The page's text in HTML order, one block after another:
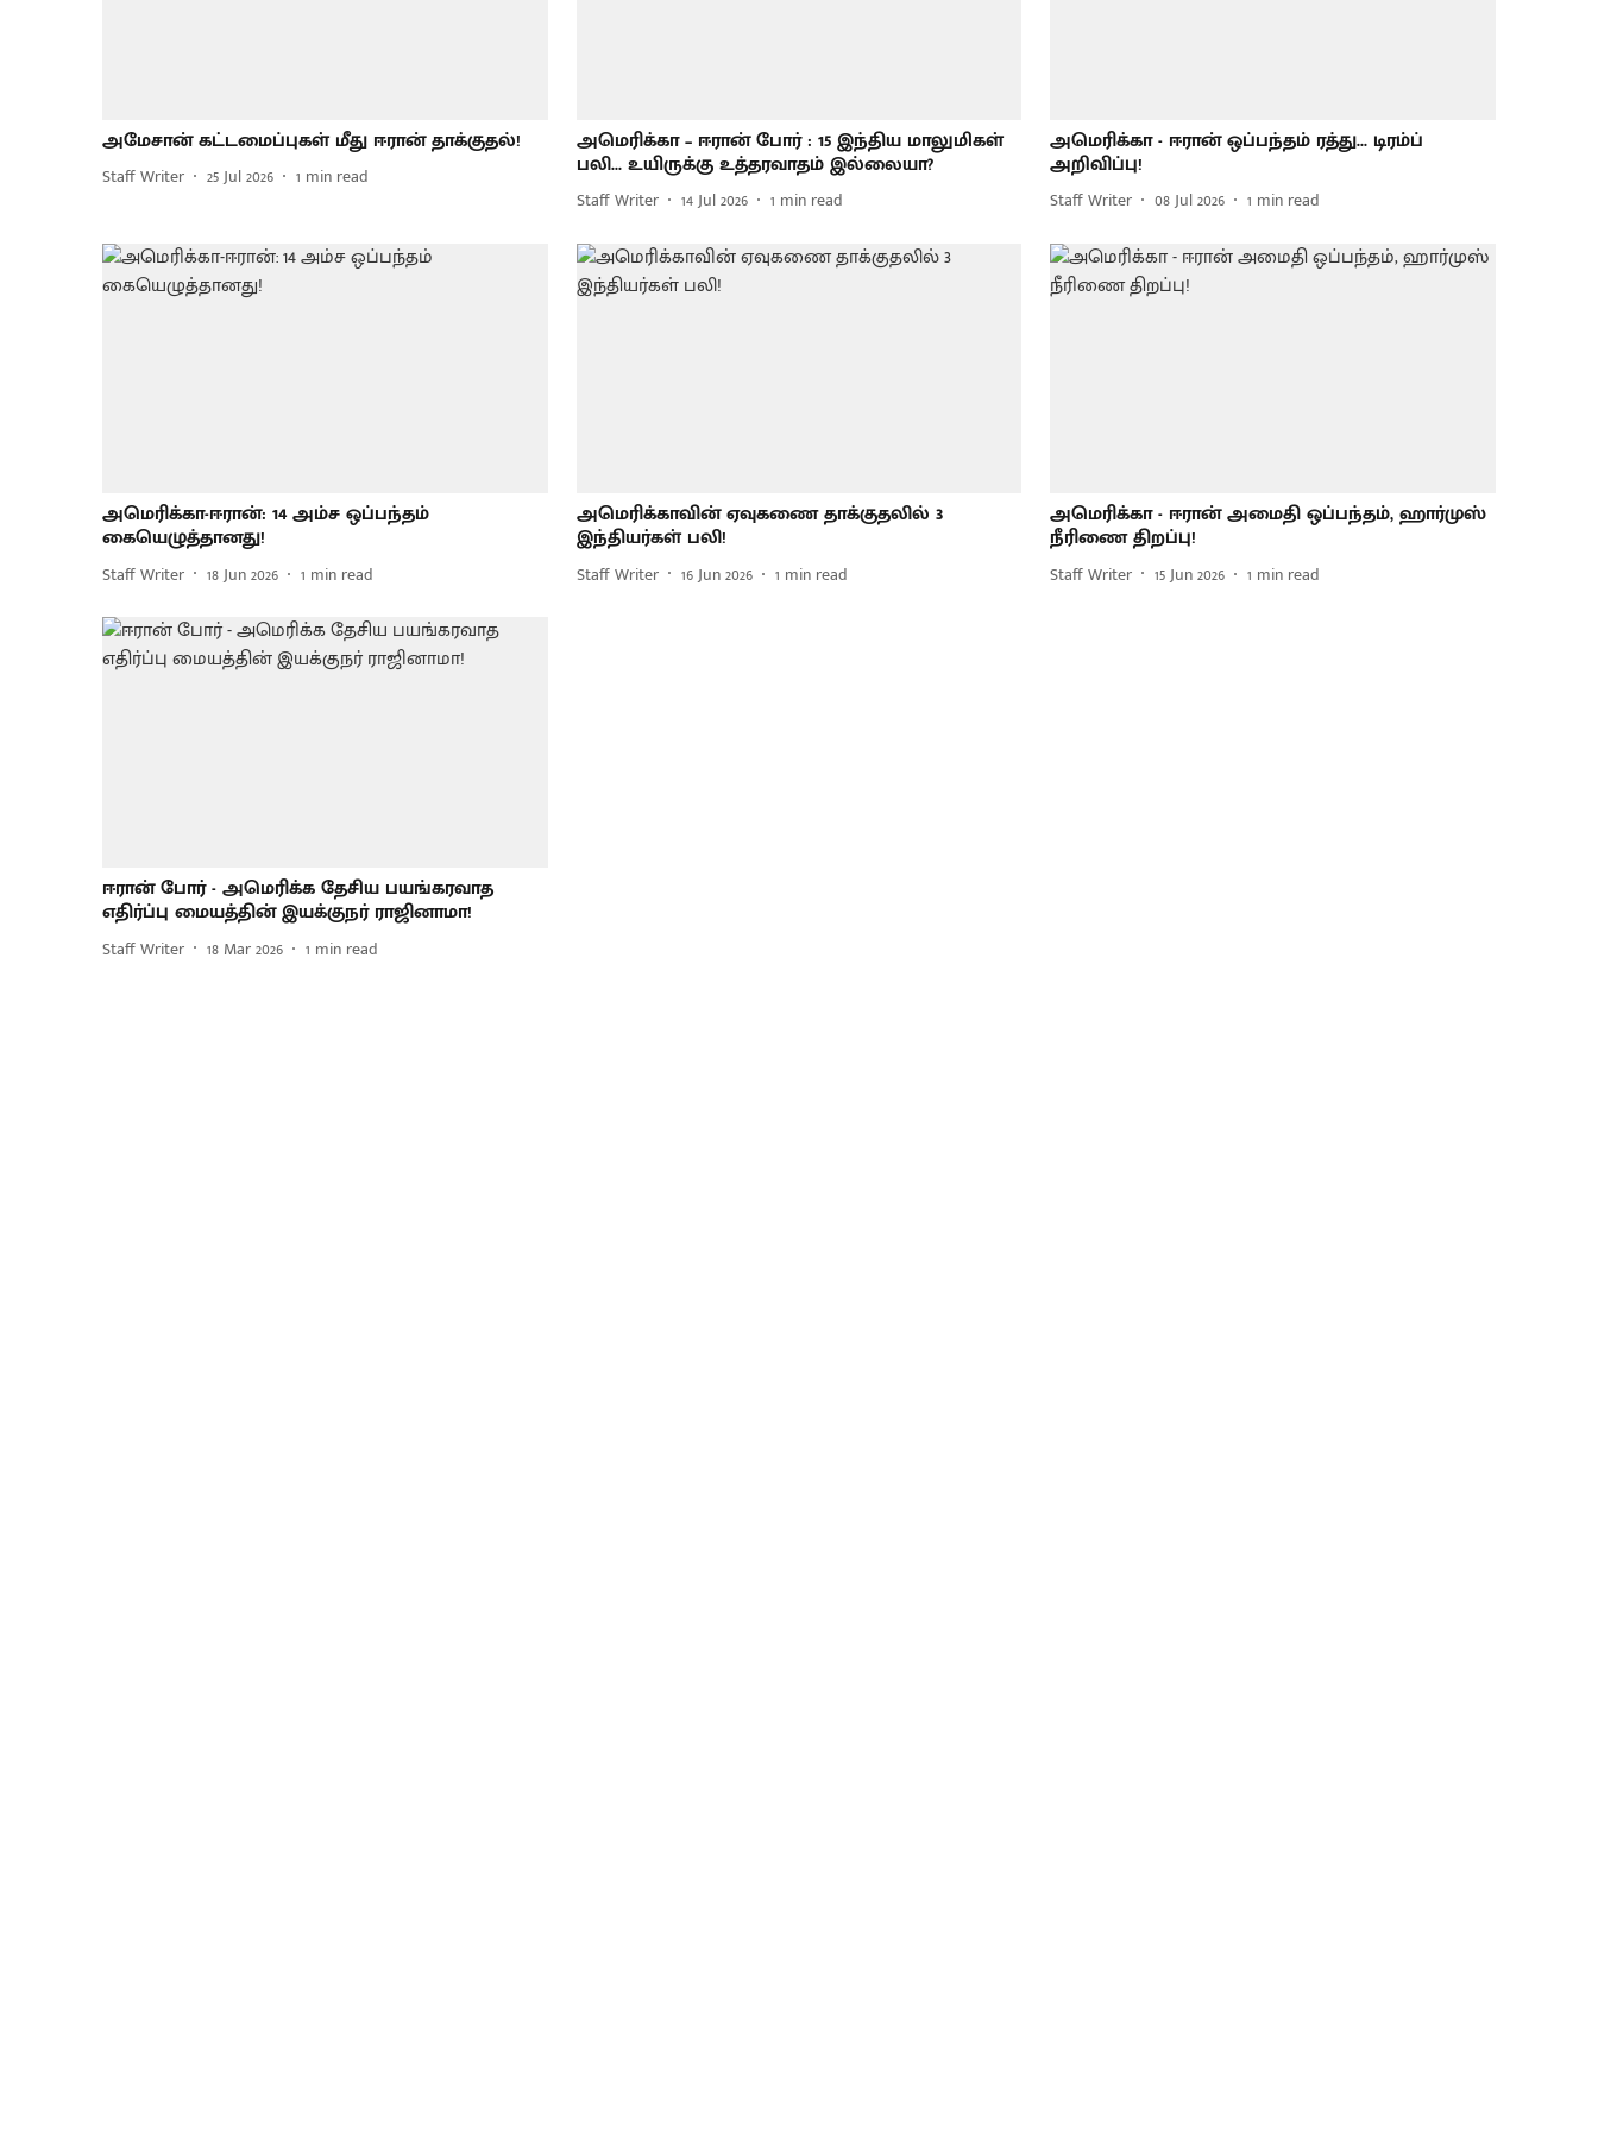
அமேசான் கட்டமைப்புகள் மீது ஈரான் தாக்குதல்!
Staff Writer 25 Jul 2026 1 min read
அமெரிக்கா – ஈரான் போர் : 15 இந்திய மாலுமிகள்
பலி... உயிருக்கு உத்தரவாதம் இல்லையா?
Staff Writer 14 Jul 2026 1 min read
அமெரிக்கா - ஈரான் ஒப்பந்தம் ரத்து... டிரம்ப்
அறிவிப்பு!
Staff Writer 08 Jul 2026 1 min read
அமெரிக்கா-ஈரான்: 14 அம்ச ஒப்பந்தம்
கையெழுத்தானது!
Staff Writer 18 Jun 2026 1 min read
அமெரிக்காவின் ஏவுகணை தாக்குதலில் 3
இந்தியர்கள் பலி!
Staff Writer 16 Jun 2026 1 min read
அமெரிக்கா - ஈரான் அமைதி ஒப்பந்தம், ஹார்முஸ்
நீரிணை திறப்பு!
Staff Writer 15 Jun 2026 1 min read
ஈரான் போர் - அமெரிக்க தேசிய பயங்கரவாத
எதிர்ப்பு மையத்தின் இயக்குநர் ராஜினாமா!
Staff Writer 18 Mar 2026 1 min read